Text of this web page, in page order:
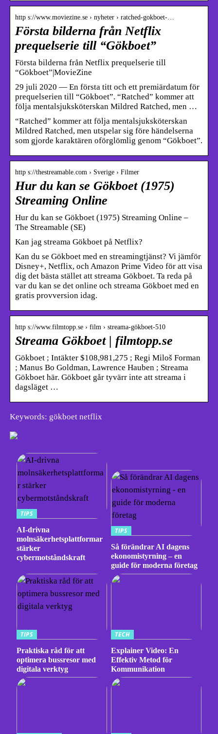
http s://www.moviezine.se › nyheter › ratched-gokboet-…
Första bilderna från Netflix
prequelserie till “Gökboet”
Första bilderna från Netflix prequelserie till
“Gökboet”|MovieZine
29 juli 2020 — En första titt och ett premiärdatum för
prequelserien till “Gökboet”. “Ratched” kommer att
följa mentalsjuksköterskan Mildred Ratched, men …
“Ratched” kommer att följa mentalsjuksköterskan
Mildred Ratched, men utspelar sig före händelserna
som gjorde karaktären oförglömlig genom “Gökboet”.
http s://thestreamable.com › Sverige › Filmer
Hur du kan se Gökboet (1975)
Streaming Online
Hur du kan se Gökboet (1975) Streaming Online –
The Streamable (SE)
Kan jag streama Gökboet på Netflix?
Kan du se Gökboet med en streamingtjänst? Vi jämför
Disney+, Netflix, och Amazon Prime Video för att visa
dig det bästa stället att streama Gökboet. Ta reda på
var du kan se det online och streama Gökboet med en
gratis provversion idag.
http s://www.filmtopp.se › film › streama-gökboet-510
Streama Gökboet | filmtopp.se
Gökboet ; Intäkter $108,981,275 ; Regi Miloš Forman
; Manus Bo Goldman, Lawrence Hauben ; Streama
Gökboet här. Gökboet går tyvärr inte att streama i
dagsläget …
Keywords: gökboet netflix
TIPS
AI-drivna
molnsäkerhetsplattformar
stärker
cybermotståndskraft
TIPS
Så förändrar AI dagens
ekonomistyrning – en
guide för moderna företag
TIPS
Praktiska råd för att
optimera bussresor med
digitala verktyg
TECH
Explainer Video: En
Effektiv Metod för
Kommunikation